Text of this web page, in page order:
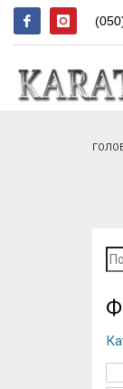
за